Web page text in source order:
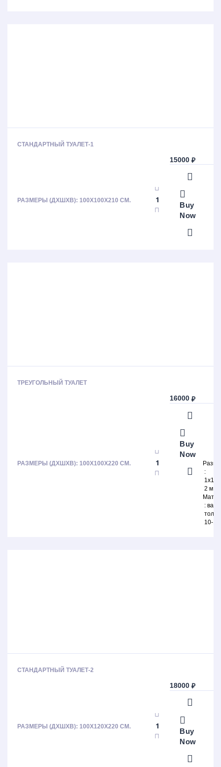
СТАНДАРТНЫЙ ТУАЛЕТ-1
РАЗМЕРЫ (ДХШХВ): 100Х100Х210 СМ.
15000₽
Buy
Now
ТРЕУГОЛЬНЫЙ ТУАЛЕТ
РАЗМЕРЫ (ДХШХВ): 100Х100Х220 СМ.
16000₽
Buy
Now
2 м
10-
СТАНДАРТНЫЙ ТУАЛЕТ-2
РАЗМЕРЫ (ДХШХВ): 100Х120Х220 СМ.
18000₽
Buy
Now